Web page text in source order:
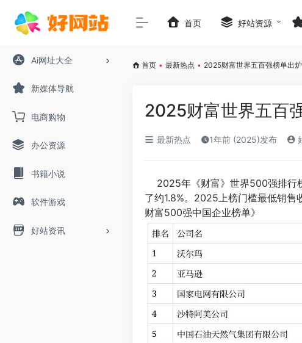
Ai网址大全
新媒体导航
电商购物
办公资源
书籍小说
软件游戏
好站资讯
首页 好站资源
首页 • 最新热点 • 2025财富世界五百强榜单出炉
2025财富世界五百
最新热点 1年前 (2025)发布
2025年《财富》世界500强排行
了约1.8%。2025上榜门槛最低销
财富500强中国企业榜单》